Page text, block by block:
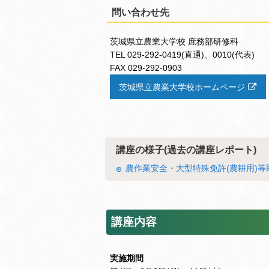
問い合わせ先
茨城県立農業大学校 庶務部研修科
TEL 029-292-0419(直通)、0010(代表)
FAX 029-292-0903
茨城県立農業大学校ホームページ
講座の様子(過去の講座レポート)
農作業安全・大型特殊免許(農耕用)等
講座内容
実施期間